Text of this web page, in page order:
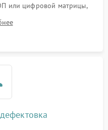
или цифровой матрицы,
и механизма выверки
дефектов оптики и